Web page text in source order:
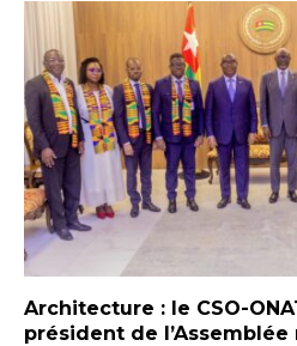
Architecture : le CSO-
président de l’Assemblée